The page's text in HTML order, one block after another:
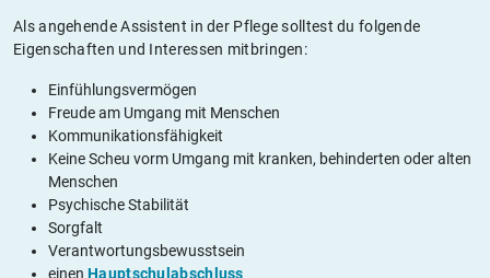
Als angehende Assistent in der Pflege solltest du folgende
Eigenschaften und Interessen mitbringen:
Einfühlungsvermögen
Freude am Umgang mit Menschen
Kommunikationsfähigkeit
Keine Scheu vorm Umgang mit kranken, behinderten oder alten
Menschen
Psychische Stabilität
Sorgfalt
Verantwortungsbewusstsein
einen Hauptschulabschluss